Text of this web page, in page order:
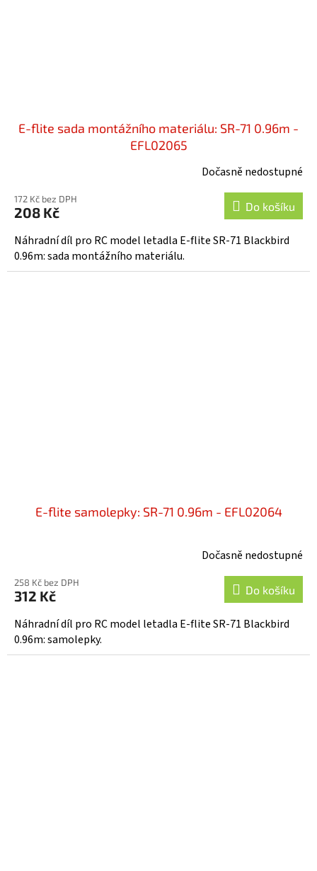
E-flite sada montážního materiálu: SR-71 0.96m -
EFL02065
Dočasně nedostupné
172 Kč bez DPH
208 Kč Do košíku
Náhradní díl pro RC model letadla E-flite SR-71 Blackbird
0.96m: sada montážního materiálu.
E-flite samolepky: SR-71 0.96m - EFL02064
Dočasně nedostupné
258 Kč bez DPH
312 Kč Do košíku
Náhradní díl pro RC model letadla E-flite SR-71 Blackbird
0.96m: samolepky.